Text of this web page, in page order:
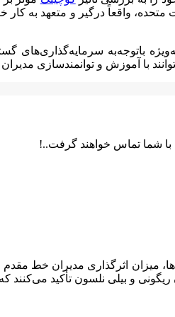
به‌ویژه باتوجه‌به
با آموزش و توانمندسازی
با شما تماس خواهند گرفت..!
میزان اثرگذاری مدیران خط
که مدیران، عامل دست‌کم ۷۰ درصد از تفاوت در میزان مشارکت